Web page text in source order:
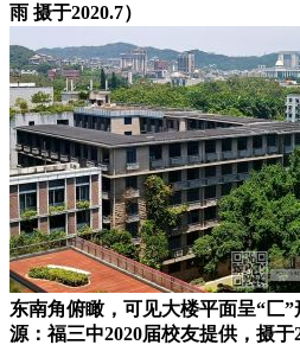
雨 摄于2020.7）
东南角俯瞰，可见大楼平面呈“匚”
源：福三中2020届校友提供，摄于